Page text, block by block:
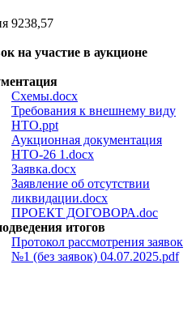
9238,57
на участие в аукционе
Схемы.docx
Требования к внешнему виду
НТО.ppt
Аукционная документация
НТО-26 1.docx
Заявка.docx
Заявление об отсутствии
ликвидации.docx
ПРОЕКТ ДОГОВОРА.doc
итогов
Протокол рассмотрения заявок
№1 (без заявок) 04.07.2025.pdf